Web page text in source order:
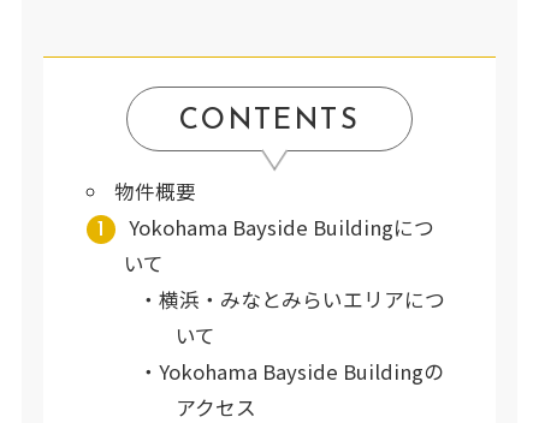
CONTENTS
物件概要
Yokohama Bayside Buildingにつ
いて
横浜・みなとみらいエリアにつ
いて
Yokohama Bayside Buildingの
アクセス